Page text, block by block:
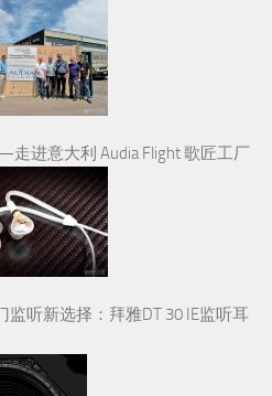
进意大利 Audia Flight 歌匠工厂
听新选择：拜雅DT 30 IE监听耳